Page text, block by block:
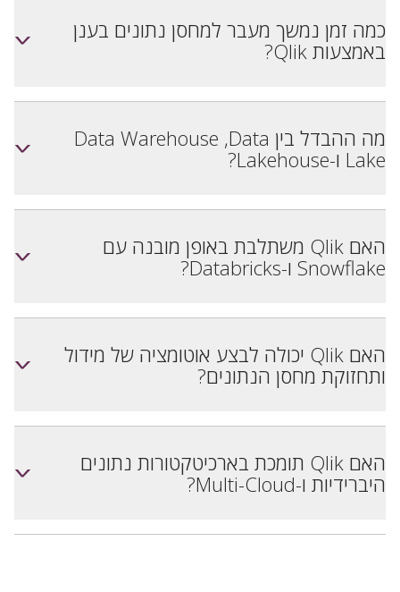
כמה זמן נמשך מעבר למחסן נתונים בענן
באמצעות Qlik?
<
מה ההבדל בין Data Warehouse ,Data
Lake ו-Lakehouse?
<
האם Qlik משתלבת באופן מובנה עם
Snowflake ו-Databricks?
<
האם Qlik יכולה לבצע אוטומציה של מידול
ותחזוקת מחסן הנתונים?
<
האם Qlik תומכת בארכיטקטורות נתונים
היברידיות ו-Multi-Cloud?
<